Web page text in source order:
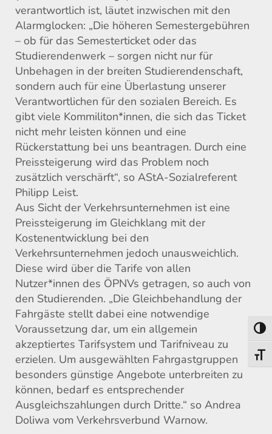
verantwortlich ist, läutet inzwischen mit den
Alarmglocken: „Die höheren Semestergebühren
– ob für das Semesterticket oder das
Studierendenwerk – sorgen nicht nur für
Unbehagen in der breiten Studierendenschaft,
sondern auch für eine Überlastung unserer
Verantwortlichen für den sozialen Bereich. Es
gibt viele Kommiliton*innen, die sich das Ticket
nicht mehr leisten können und eine
Rückerstattung bei uns beantragen. Durch eine
Preissteigerung wird das Problem noch
zusätzlich verschärft“, so AStA-Sozialreferent
Philipp Leist.
Aus Sicht der Verkehrsunternehmen ist eine
Preissteigerung im Gleichklang mit der
Kostenentwicklung bei den
Verkehrsunternehmen jedoch unausweichlich.
Diese wird über die Tarife von allen
Nutzer*innen des ÖPNVs getragen, so auch von
den Studierenden. „Die Gleichbehandlung der
Fahrgäste stellt dabei eine notwendige
Voraussetzung dar, um ein allgemein
akzeptiertes Tarifsystem und Tarifniveau zu
erzielen. Um ausgewählten Fahrgastgruppen
besonders günstige Angebote unterbreiten zu
können, bedarf es entsprechender
Ausgleichszahlungen durch Dritte.“ so Andrea
Doliwa vom Verkehrsverbund Warnow.